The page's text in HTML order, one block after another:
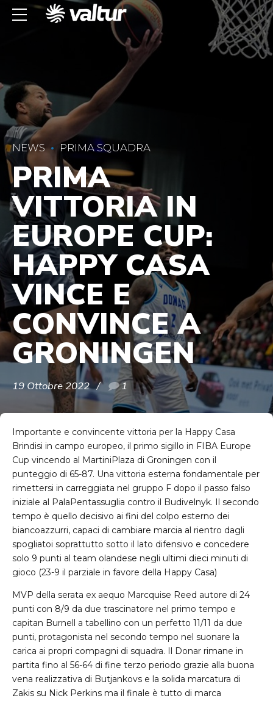
NEWS PRIMA SQUADRA
PRIMA
VITTORIA IN
EUROPE CUP:
HAPPY CASA
VINCE E
CONVINCE A
GRONINGEN
19 Ottobre 2022 1
Importante e convincente vittoria per la Happy Casa
Brindisi in campo europeo, il primo sigillo in FIBA Europe
Cup vincendo al MartiniPlaza di Groningen con il
punteggio di 65-87. Una vittoria esterna fondamentale per
rimettersi in carreggiata nel gruppo F dopo il passo falso
iniziale al PalaPentassuglia contro il Budivelnyk. Il secondo
tempo è quello decisivo ai fini del colpo esterno dei
biancoazzurri, capaci di cambiare marcia al rientro dagli
spogliatoi soprattutto sotto il lato difensivo e concedere
solo 9 punti al team olandese negli ultimi dieci minuti di
gioco (23-9 il parziale in favore della Happy Casa)
MVP della serata ex aequo Marcquise Reed autore di 24
punti con 8/9 da due trascinatore nel primo tempo e
capitan Burnell a tabellino con un perfetto 11/11 da due
punti, protagonista nel secondo tempo nel suonare la
carica ai propri compagni di squadra. Il Donar rimane in
partita fino al 56-64 di fine terzo periodo grazie alla buona
vena realizzativa di Butjankovs e la solida marcatura di
Zakis su Nick Perkins ma il finale è tutto di marca